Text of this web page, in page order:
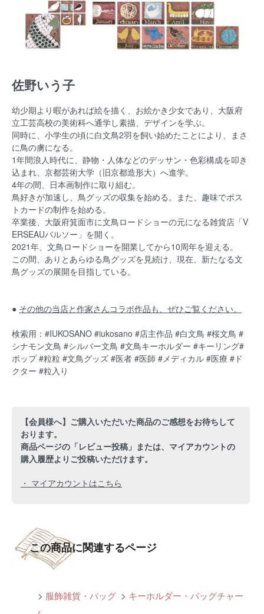
佐野いう子
幼少期より暇があれば絵を描く、お絵かき少女であり、 大阪府
立工芸高校の美術科へ通学し素描、デザインを学ぶ。
同時に、小学生の頃に白文鳥2羽を飼い始めたことにより、まさ
に鳥の虜になる。
1年間浪人時代に、静物・人体などのデッサン・色彩構成を叩き
込まれ、京都芸術大学（旧京都造形大）へ進学。
4年の間、日本画制作に取り組む。
鳥好きが加速し、鳥グッズの収集を始める。また、趣味でポス
トカードの制作を始める。
卒業後、大阪府箕面市に文鳥ロードショーの元になる雑貨店「V
ERSEAUバルソー」を開く。
2021年、文鳥ロードショーを開業してから10周年を迎える。
この間、ありとあらゆる鳥グッズを見続け、現在、新たなる文
鳥グッズの展開を目指している。
● その他の当店と作家さんコラボ作品も、ぜひご覧ください。
検索用：#IUKOSANO #iukosano #店主作品 #白文鳥 #桜文鳥 #
シナモン文鳥 #シルバー文鳥 #文鳥キーホルダー #キーリング#
ポップ #粒粒 #文鳥グッズ #医者 #医師 #メディカル #医療 #ド
クター #粒入り
【会員様へ】ご購入いただいた商品のご感想をお待ちして
おります。
商品ページの「レビュー投稿」または、マイアカウントの
購入履歴よりご投稿いただけます。
・ マイアカウントはこちら
この商品に関連するページ
> 服飾雑貨・バッグ > キーホルダー・バッグチャー